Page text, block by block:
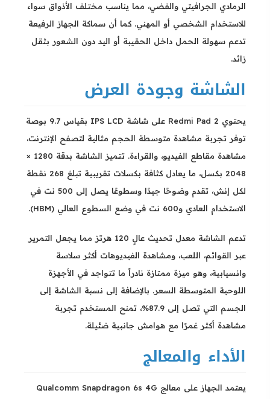
الرمادي الجرافيتي والفضي، مما يناسب مختلف الأذواق سواء
للاستخدام الشخصي أو المهني. كما أن سماكة الجهاز الرفيعة
تدعم سهولة الحمل داخل الحقيبة أو اليد دون الشعور بثقل
زائد.
الشاشة وجودة العرض
يحتوي Redmi Pad 2 على شاشة IPS LCD بقياس 9.7 بوصة
توفر تجربة مشاهدة متوسطة الحجم مثالية لتصفح الإنترنت،
مشاهدة مقاطع الفيديو، والقراءة. تتميز الشاشة بدقة 1280 ×
2048 بكسل، ما يعادل كثافة بكسلات تقريبية تبلغ 268 نقطة
لكل إنش، تقدم وضوحًا جيدًا وسطوعًا يصل إلى 500 نت في
الاستخدام العادي و600 نت في وضع السطوع العالي (HBM).
تدعم الشاشة معدل تحديث عالٍ 120 هرتز مما يجعل التمرير
عبر القوائم، اللعب، ومشاهدة الفيديوهات أكثر سلاسة
وانسيابية، وهو ميزة ممتازة نادراً ما تتواجد في الأجهزة
اللوحية المتوسطة السعر. بالإضافة إلى نسبة الشاشة إلى
الجسم التي تصل إلى 87.9%، تمنح المستخدم تجربة
مشاهدة أكثر غمرًا مع هوامش جانبية ضئيلة.
الأداء والمعالج
يعتمد الجهاز على معالج Qualcomm Snapdragon 6s 4G